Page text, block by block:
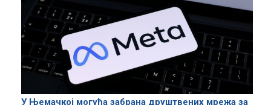
У Њемачкој могућа забрана друштвених мрежа за